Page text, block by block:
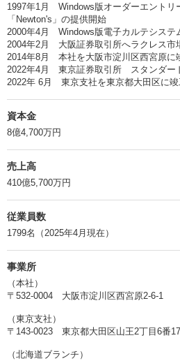
1997年1月 Windows版オーダーエントリ
「Newton's」の提供開始
2000年4月 Windows版電子カルテシステ
2004年2月 大阪証券取引所へラクレス市
2014年8月 本社を大阪市淀川区西宮原に
2022年4月 東京証券取引所 スタンダー
2022年 6月 東京支社を東京都大田区に竣
資本金
8億4,700万円
売上高
410億5,700万円
従業員数
1799名（2025年4月現在）
事業所
（本社）
〒532-0004 大阪市淀川区西宮原2-6-1
（東京支社）
〒143-0023 東京都大田区山王2丁目6番
（北海道ブランチ）